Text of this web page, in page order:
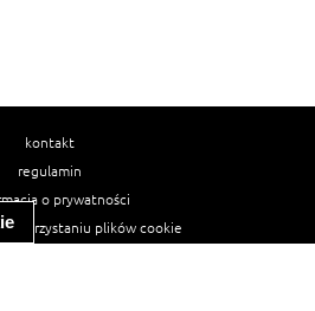
kontakt
regulamin
o prywatności
plików cookie